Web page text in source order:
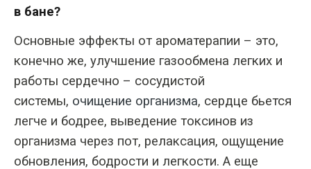
в бане?
Основные эффекты от ароматерапии – это,
конечно же, улучшение газообмена легких и
работы сердечно – сосудистой
системы, очищение организма, сердце бьется
легче и бодрее, выведение токсинов из
организма через пот, релаксация, ощущение
обновления, бодрости и легкости. А еще